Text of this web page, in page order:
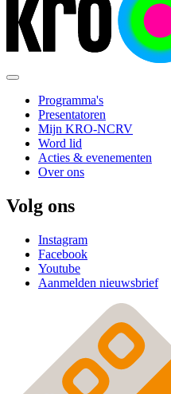
Programma's
Presentatoren
Mijn KRO-NCRV
Word lid
Acties & evenementen
Over ons
Volg ons
Instagram
Facebook
Youtube
Aanmelden nieuwsbrief